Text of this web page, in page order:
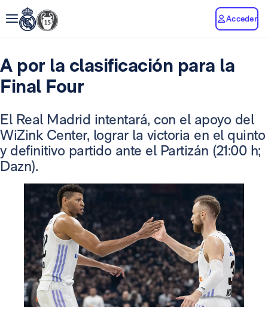
Acceder
A por la clasificación para la
Final Four
El Real Madrid intentará, con el apoyo del
WiZink Center, lograr la victoria en el quinto
y definitivo partido ante el Partizán (21:00 h;
Dazn).